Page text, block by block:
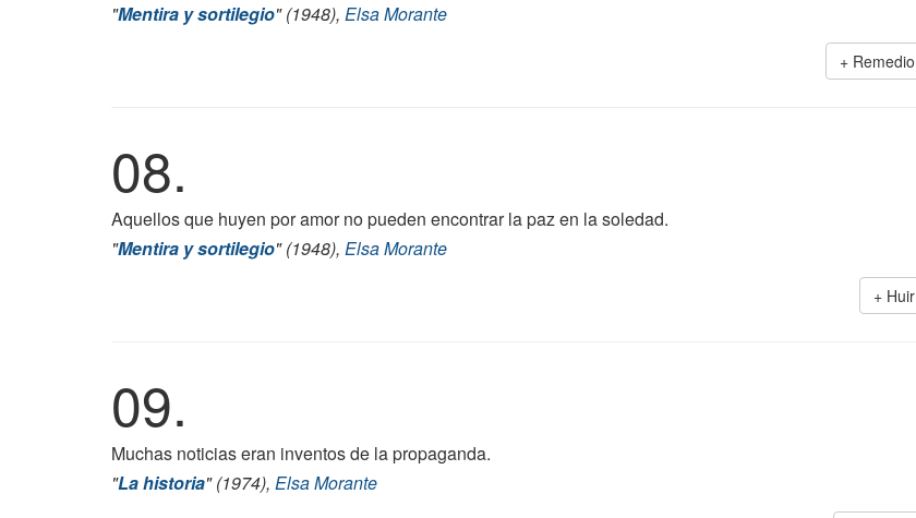
"Mentira y sortilegio" (1948), Elsa Morante
Remedio
08.
Aquellos que huyen por amor no pueden encontrar la paz en la soledad.
"Mentira y sortilegio" (1948), Elsa Morante
Huir
09.
Muchas noticias eran inventos de la propaganda.
"La historia" (1974), Elsa Morante